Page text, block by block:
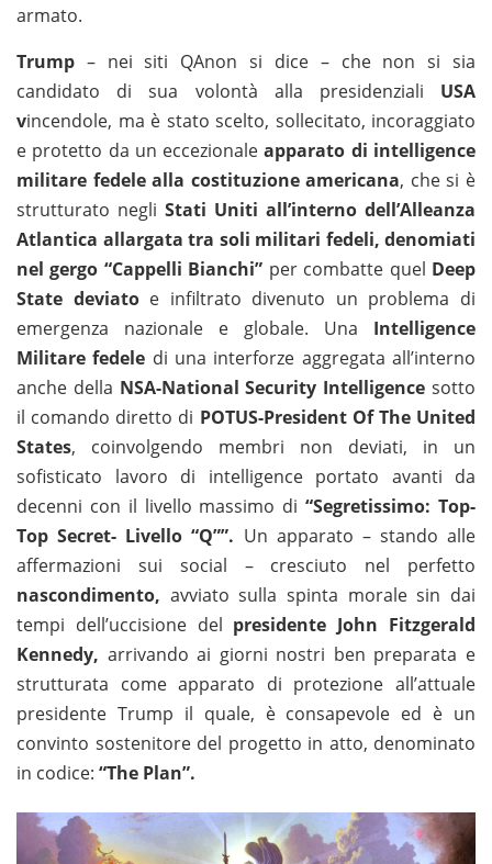
armato.
Trump – nei siti QAnon si dice – che non si sia
candidato di sua volontà alla presidenziali USA
vincendole, ma è stato scelto, sollecitato, incoraggiato
e protetto da un eccezionaleapparato di intelligence
militare fedele alla costituzione americana, che si è
strutturato negli Stati Uniti all’interno dell’Alleanza
Atlantica allargata tra soli militari fedeli, denomiati
nel gergo “Cappelli Bianchi” per combatte quel Deep
State deviatoe infiltrato divenuto un problema di
emergenza nazionale e globale. Una Intelligence
Militare fedele di una interforze aggregata all’interno
anche della NSA-National Security Intelligence sotto
il comando diretto di POTUS-President Of The United
States, coinvolgendo membri non deviati, in un
sofisticato lavoro di intelligence portato avanti da
decenni con il livello massimo di“Segretissimo: Top-
Top Secret- Livello “Q””. Un apparato – stando alle
affermazioni sui social – cresciuto nel perfetto
nascondimento, avviato sulla spinta morale sin dai
tempi dell’uccisione del presidente John Fitzgerald
Kennedy, arrivando ai giorni nostri ben preparata e
strutturata come apparato di protezione all’attuale
presidente Trump il quale, è consapevole ed è un
convinto sostenitore del progetto in atto, denominato
in codice: “The Plan”.